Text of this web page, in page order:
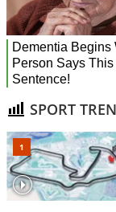
SPORT